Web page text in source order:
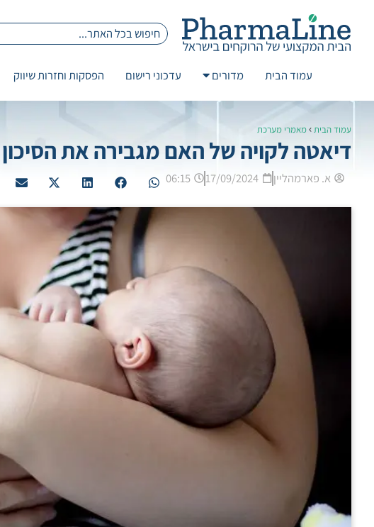
עמוד הבית מדורים עדכוני רישום הפסקות וחזרות שיווק
עמוד הבית›מאמרי מערכת
דיאטה לקויה של האם מגבירה את
א. פארמהליין 17/09/2024
06:15